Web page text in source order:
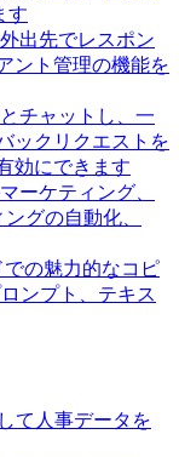
す
外出先でレスポン
ント管理の機能を
チャットし、一
ックリクエストを
効にできます
ーケティング、
グの自動化、
の魅力的なコピ
ンプト、テキス
て人事データを